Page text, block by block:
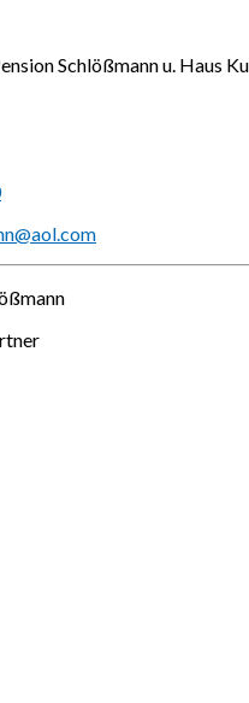
Schlößmann u. Haus